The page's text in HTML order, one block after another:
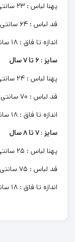
پهنا لباس : 23 سانتی متر
قد لباس : 64 سانتی متر
اندازه تا فاق : 18 سانتی متر
سایز : 6 تا 7 سال
پهنا لباس : 24 سانتی متر
قد لباس : 70 سانتی متر
اندازه تا فاق : 18 سانتی متر
سایز : 7 تا 8 سال
پهنا لباس : 25 سانتی متر
قد لباس : 75 سانتی متر
اندازه تا فاق : 18 سانتی متر